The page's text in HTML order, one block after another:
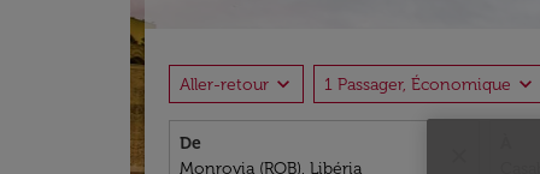
Aller-retour expand_more 1 Passager, Économique expand_more
De